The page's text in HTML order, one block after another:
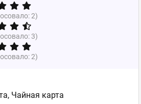
2)
3)
2)
Чайная карта